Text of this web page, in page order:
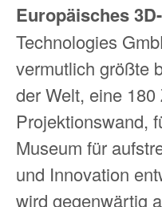
Europäisches
Technologies
vermutlich größte
der Welt, eine
Projektionswand,
Museum für
und Innovation
wird gegenwärtig